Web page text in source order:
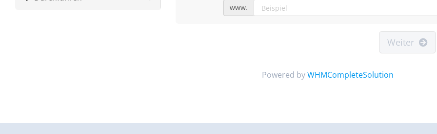
www.
Weiter
Powered byWHMCompleteSolution